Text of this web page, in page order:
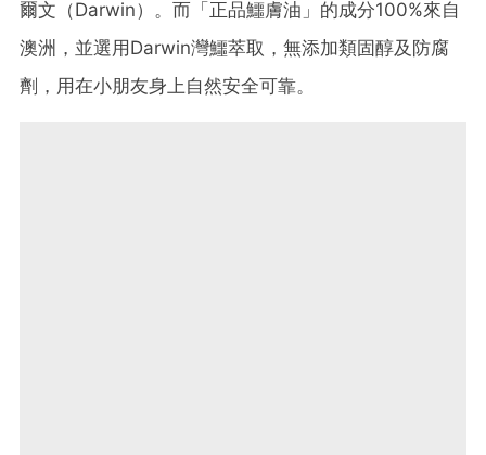
爾文（Darwin）。而「正品鱷膚油」的成分100%來自
澳洲，並選用Darwin灣鱷萃取，無添加類固醇及防腐
劑，用在小朋友身上自然安全可靠。